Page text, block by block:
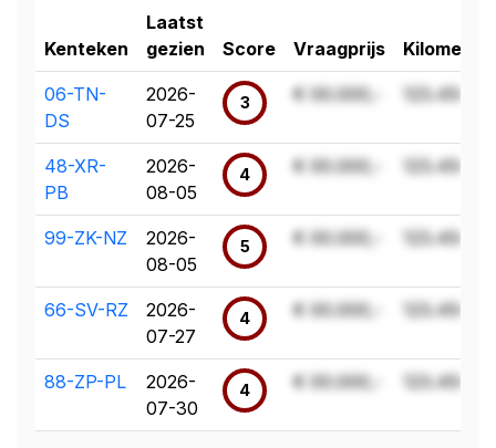
Kenteken
Laatst
gezien
Score Vraagprijs
06-TN-
DS
2026-
07-25
3 € 00.000,- 123.456 km
48-XR-
PB
2026-
08-05
4 € 00.000,- 123.456 km
99-ZK-NZ
2026-
08-05
5 € 00.000,- 123.456 km
66-SV-RZ
2026-
07-27
4 € 00.000,- 123.456 km
88-ZP-PL
2026-
07-30
4 € 00.000,- 123.456 km